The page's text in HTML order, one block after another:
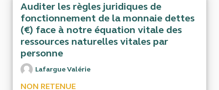
Auditer les règles juridiques de
fonctionnement de la monnaie dettes
(€) face à notre équation vitale des
ressources naturelles vitales par
personne
Lafargue Valérie
NON RETENUE